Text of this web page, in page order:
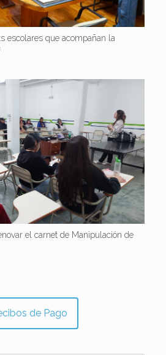
escolares que acompañan la
el carnet de Manipulación de
de Pago